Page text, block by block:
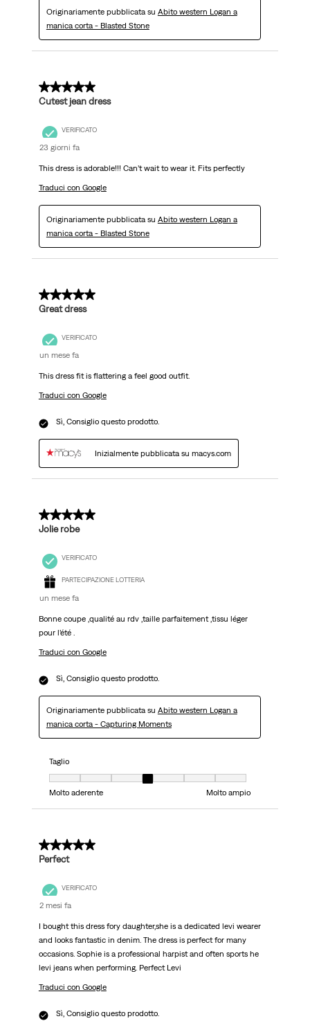
Originariamente pubblicata su Abito western Logan a
manica corta - Blasted Stone
5 su 5 stelle.
Cutest jean dress
VERIFICATO
23 giorni fa
This dress is adorable!!! Can’t wait to wear it. Fits perfectly
Traduci con Google
Originariamente pubblicata su Abito western Logan a
manica corta - Blasted Stone
5 su 5 stelle.
Great dress
VERIFICATO
un mese fa
This dress fit is flattering a feel good outfit.
Traduci con Google
Sì, Consiglio questo prodotto.
Inizialmente pubblicata su macys.com
5 su 5 stelle.
Jolie robe
VERIFICATO
PARTECIPAZIONE LOTTERIA
un mese fa
Bonne coupe ,qualité au rdv ,taille parfaitement ,tissu léger
pour l’été .
Traduci con Google
Sì, Consiglio questo prodotto.
Originariamente pubblicata su Abito western Logan a
manica corta - Capturing Moments
Taglio
Taglio, 4 su 7, dove 1 è uguale a Molto aderente e 7 è uguale a Molto
Molto aderente
Molto ampio
5 su 5 stelle.
Perfect
VERIFICATO
2 mesi fa
I bought this dress fory daughter,she is a dedicated levi wearer
and looks fantastic in denim. The dress is perfect for many
occasions. Sophie is a professional harpist and often sports he
levi jeans when performing. Perfect Levi
Traduci con Google
Sì, Consiglio questo prodotto.